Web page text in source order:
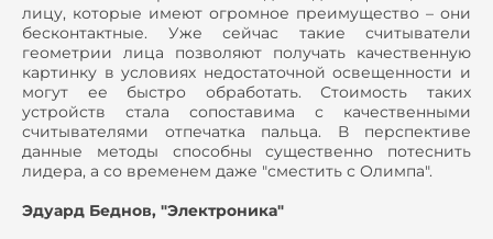
лицу, которые имеют огромное преимущество – они
бесконтактные. Уже сейчас такие считыватели
геометрии лица позволяют получать качественную
картинку в условиях недостаточной освещенности и
могут ее быстро обработать. Стоимость таких
устройств стала сопоставима с качественными
считывателями отпечатка пальца. В перспективе
данные методы способны существенно потеснить
лидера, а со временем даже "сместить с Олимпа".
Эдуард Беднов, "Электроника"